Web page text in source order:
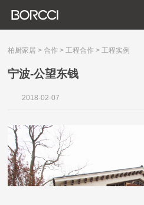
典藏系列
臻享系列
悦居系列
配套产品
家装美图
服务
门店查询
防伪查询
服务体系
合作
柏厨家居 >合作 >工程合作 >工程实例
宁波-公望东钱
2018-02-07